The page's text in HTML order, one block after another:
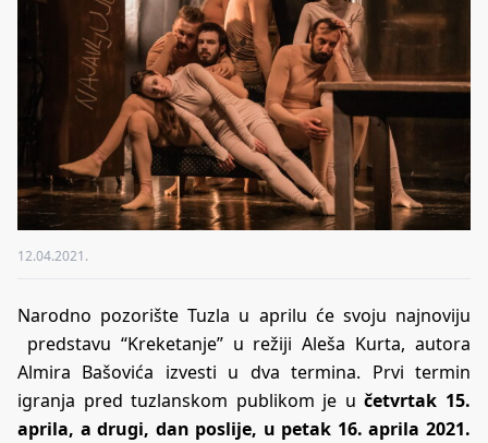
12.04.2021.
Narodno pozorište Tuzla u aprilu će svoju najnoviju
predstavu “Kreketanje” u režiji Aleša Kurta, autora
Almira Bašovića izvesti u dva termina. Prvi termin
igranja pred tuzlanskom publikom je učetvrtak 15.
aprila, a drugi, dan poslije, u petak 16. aprila 2021.